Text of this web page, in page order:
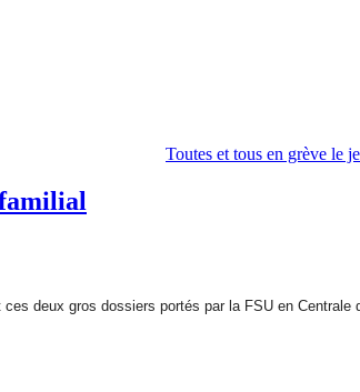
Toutes et tous en grève le
deux gros dossiers portés par la FSU en Centrale